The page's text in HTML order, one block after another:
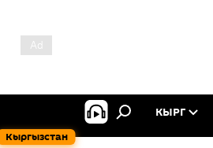
Кыргызстан
КЫРГ